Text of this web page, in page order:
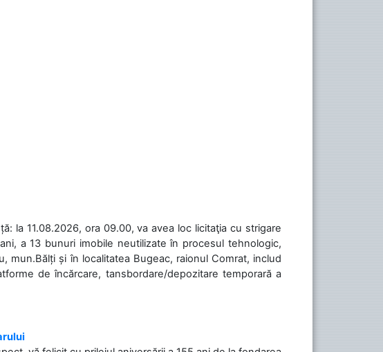
la 11.08.2026, ora 09.00, va avea loc licitaţia cu strigare
a 13 bunuri imobile neutilizate în procesul tehnologic,
mun.Bălți și în localitatea Bugeac, raionul Comrat, includ
de încărcare, tansbordare/depozitare temporară a